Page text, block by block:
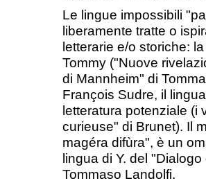
Le lingue impossibili
liberamente tratte o
letterarie e/o storiche:
Tommy ("Nuove
di Mannheim" di
François Sudre, il
letteratura potenziale (i
curieuse" di Brunet). Il
magéra difùra", è un
lingua di Y. del
Tommaso Landolfi.